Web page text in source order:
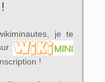
je te
!